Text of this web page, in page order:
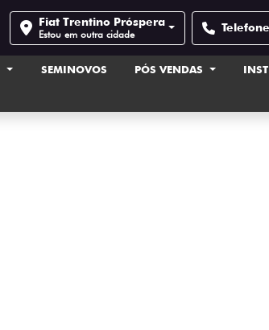
Fiat Trentino Próspera
Estou em outra cidade
SEMINOVOS PÓS VENDAS